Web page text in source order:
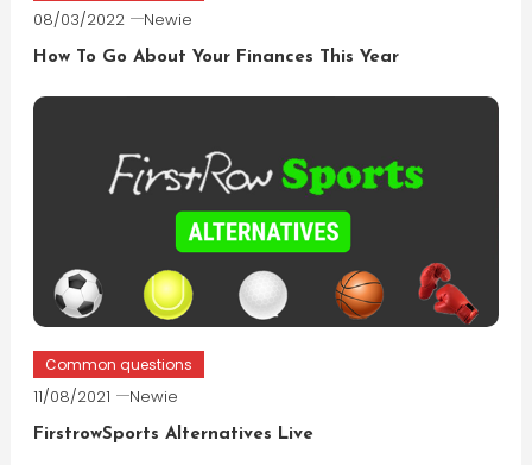
08/03/2022 Newie
How To Go About Your Finances This Year
Common questions
11/08/2021 Newie
FirstrowSports Alternatives Live